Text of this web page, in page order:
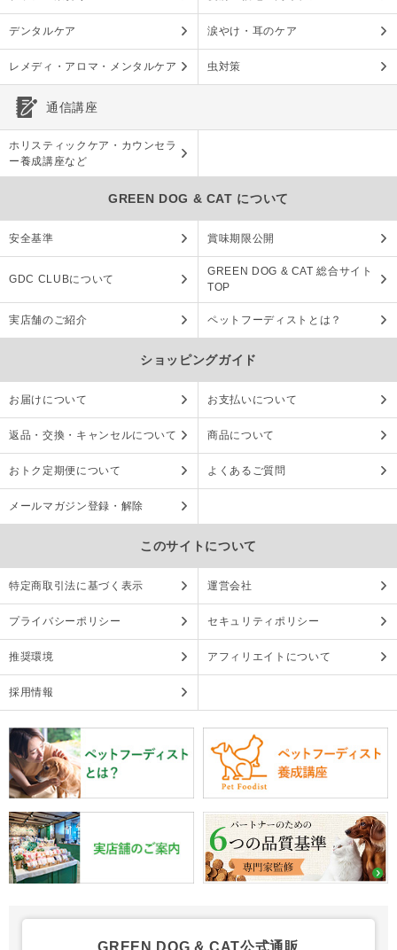
デンタルケア 涙やけ・耳のケア
レメディ・アロマ・メンタルケア 虫対策
通信講座
ホリスティックケア・カウンセラ
ー養成講座など
GREEN DOG & CAT について
安全基準 賞味期限公開
GDC CLUBについて
GREEN DOG & CAT 総合サイト
TOP
実店舗のご紹介 ペットフーディストとは？
ショッピングガイド
お届けについて お支払いについて
返品・交換・キャンセルについて 商品について
おトク定期便について よくあるご質問
メールマガジン登録・解除
このサイトについて
特定商取引法に基づく表示 運営会社
プライバシーポリシー セキュリティポリシー
推奨環境 アフィリエイトについて
採用情報
GREEN DOG & CAT公式通販